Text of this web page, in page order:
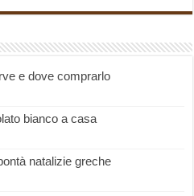
e dove comprarlo
bianco a casa
natalizie greche